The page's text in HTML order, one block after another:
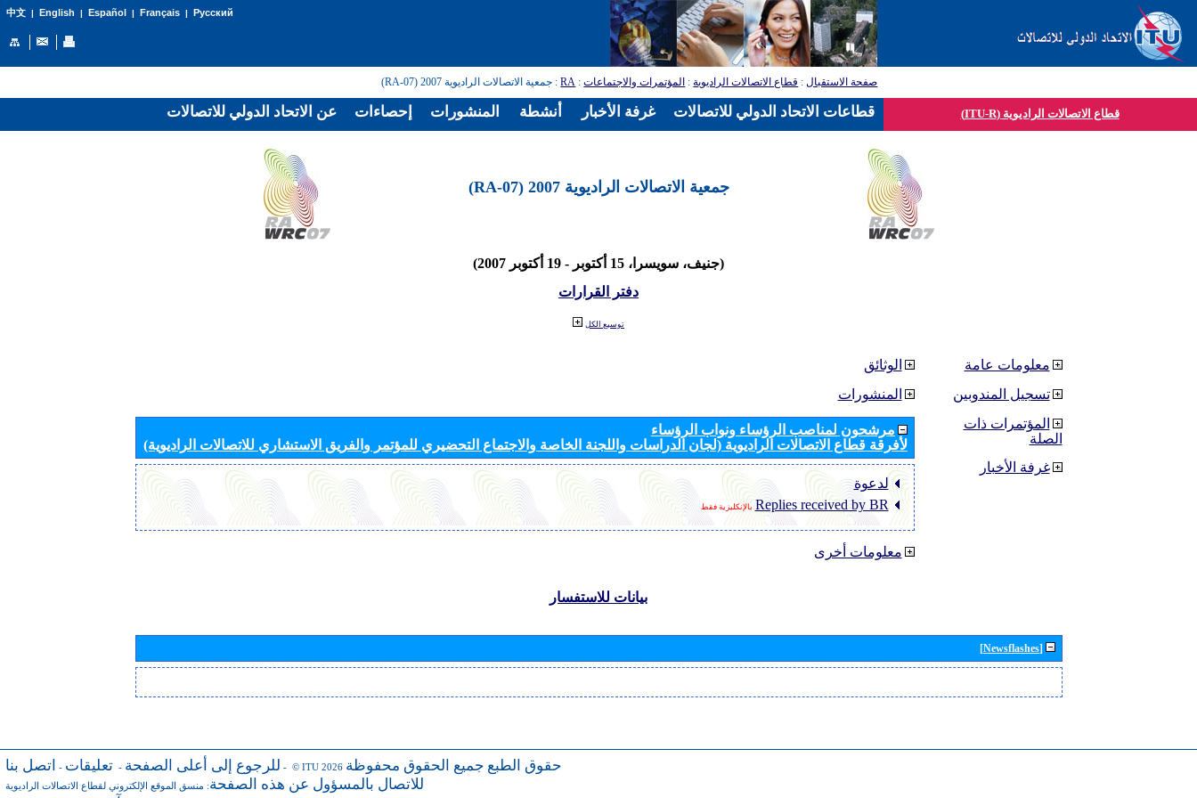
中文| English | Español | Français| Русский
صفحة الاستقبال: قطاع الاتصالات الراديوية: المؤتمرات والاجتماعات:
RA: جمعية الاتصالات الراديوية 2007 (RA-07)
قطاع الاتصالات الراديوية (ITU-R)
جمعية الاتصالات الراديوية 2007 (RA-07)
(جنيف، سويسرا، 15 أكتوبر - 19 أكتوبر 2007)
دفتر القرارات
توسيع الكل
الوثائق
المنشورات
مرشحون لمناصب الرؤساء ونواب الرؤساء
لأفرقة قطاع الاتصالات الراديوية (لجان الدراسات واللجنة الخاصة والاجتماع التحضيري للمؤتمر والفريق الاستشاري للاتصالات الراديوية)
لدعوة
Replies received by BR بالإنكليزية فقط
معلومات أخرى
معلومات عامة
تسجيل المندوبين
المؤتمرات ذات
الصلة
غرفة الأخبار
بيانات للاستفسار
[Newsflashes]
للرجوع إلى أعلى الصفحة - تعليقات - اتصل بنا - © ITU 2026 حقوق الطبع جميع الحقوق محفوظة
للاتصال بالمسؤول عن هذه الصفحة: منسق الموقع الإلكتروني لقطاع الاتصالات الراديوية
عن الاتحاد الدولي للاتصالات إحصاءات المنشورات أنشطة غرفة الأخبار قطاعات الاتحاد الدولي للاتصالات